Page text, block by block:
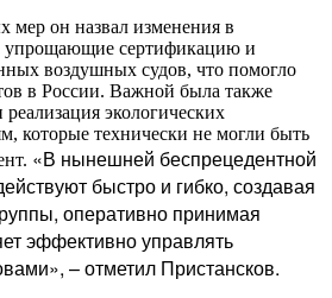
мер он назвал изменения в
сертификацию и
воздушных судов, что помогло
в России. Важной была также
экологических
которые технически не могли быть
«В нынешней беспрецедентной
быстро и гибко, создавая
оперативно принимая
эффективно управлять
– отметил Пристансков.